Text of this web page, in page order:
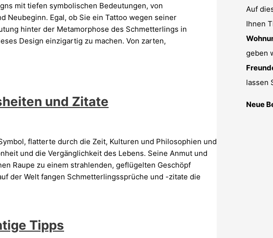
mit tiefen symbolischen Bedeutungen, von
Neubeginn. Egal, ob Sie ein Tattoo wegen seiner
hinter der Metamorphose des Schmetterlings in
Design einzigartig zu machen. Von zarten,
und Zitate
flatterte durch die Zeit, Kulturen und Philosophien und
und die Vergänglichkeit des Lebens. Seine Anmut und
Raupe zu einem strahlenden, geflügelten Geschöpf
der Welt fangen Schmetterlingssprüche und -zitate die
Tipps
Auf
Ihnen
geben
lassen
Neue